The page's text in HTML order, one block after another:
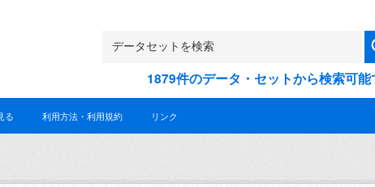
1879件のデータ・セットから検索可能
る 利用方法・利用規約 リンク